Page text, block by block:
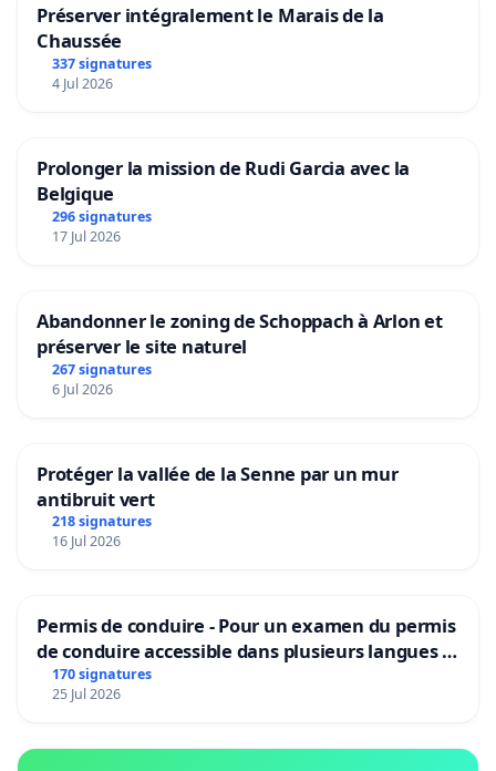
Préserver intégralement le Marais de la
Chaussée
337 signatures
4 Jul 2026
Prolonger la mission de Rudi Garcia avec la
Belgique
296 signatures
17 Jul 2026
Abandonner le zoning de Schoppach à Arlon et
préserver le site naturel
267 signatures
6 Jul 2026
Protéger la vallée de la Senne par un mur
antibruit vert
218 signatures
16 Jul 2026
Permis de conduire - Pour un examen du permis
de conduire accessible dans plusieurs langues à
Bruxelles
170 signatures
25 Jul 2026